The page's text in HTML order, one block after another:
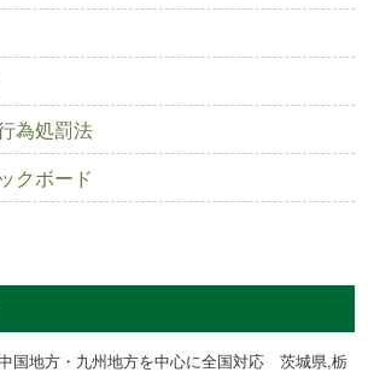
為処罰法
クボード
国地方・九州地方を中心に全国対応 茨城県,栃